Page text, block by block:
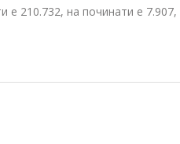
е 210.732, на починати е